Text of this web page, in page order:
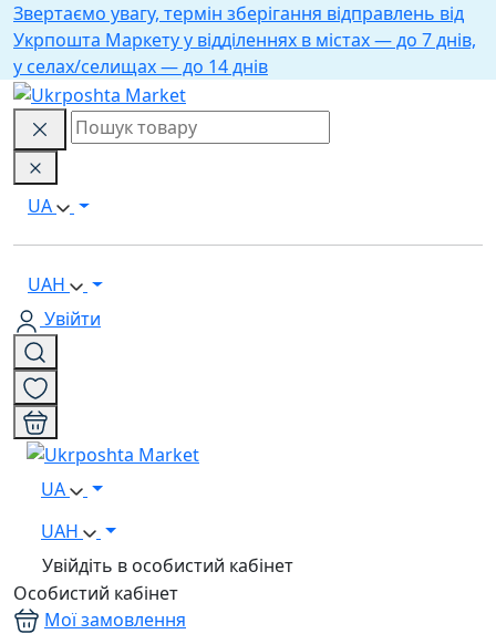
Звертаємо увагу, термін зберігання відправлень від
Укрпошта Маркету у відділеннях в містах — до 7 днів,
у селах/селищах — до 14 днів
UA
UAH
Увійти
UA
UAH
Увійдіть в особистий кабінет
Особистий кабінет
Мої замовлення